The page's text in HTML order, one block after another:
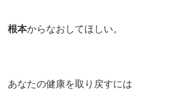
根本からなおしてほしい。
あなたの健康を取り戻すには